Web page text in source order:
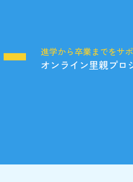
進学から卒業までをサ
オンライン里親プロ